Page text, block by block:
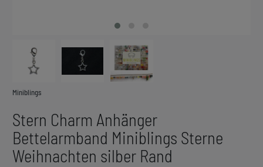
Miniblings
Stern Charm Anhänger
Bettelarmband Miniblings Sterne
Weihnachten silber Rand